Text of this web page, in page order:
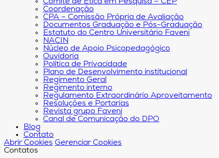
Coordenação
CPA – Comissão Própria de Avaliação
Documentos Graduação e Pós-Graduação
Estatuto do Centro Universitário Faveni
NACIN
Núcleo de Apoio Psicopedagógico
Ouvidoria
Política de Privacidade
Plano de Desenvolvimento institucional
Regimento Geral
Regimento interno
Regulamento Extraordinário Aproveitamento
Resoluções e Portarias
Revista grupo Faveni
Canal de Comunicação do DPO
Blog
Contato
Abrir Cookies Gerenciar Cookies
Contatos